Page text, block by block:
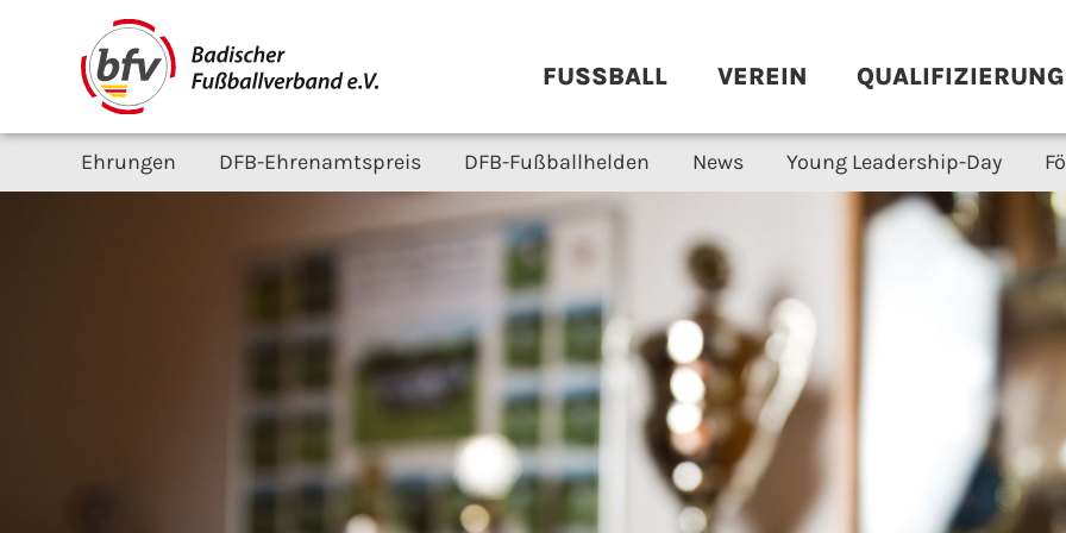
FUSSBALL VEREIN QUALIFIZIERUNG
Ehrungen DFB-Ehrenamtspreis DFB-Fußballhelden News Young Leadership-Day